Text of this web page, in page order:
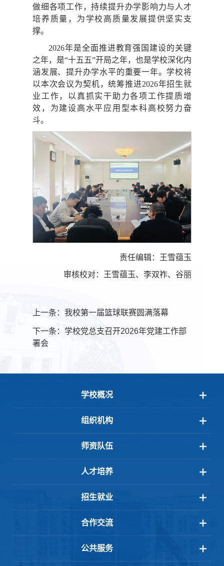
做细各项工作，持续提升办学影响力与人才
培养质量，为学校高质量发展提供坚实支
撑。
2026年是全面推进教育强国建设的关键
之年，是“十五五”开局之年，也是学校深化内
涵发展、提升办学水平的重要一年。学校将
以本次会议为契机，统筹推进2026年招生就
业工作，以真抓实干助力各项工作提质增
效，为建设高水平应用型本科高校努力奋
斗。
责任编辑：王雪蕴玉
审核校对：王雪蕴玉、李双祚、谷丽
上一条： 我校第一届篮球联赛圆满落幕
下一条： 学校党总支召开2026年党建工作部
署会
学校概况
组织机构
师资队伍
人才培养
招生就业
合作交流
公共服务